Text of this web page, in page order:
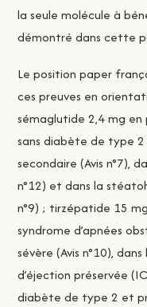
la seule molécule à
démontré dans cette
Le position paper
ces preuves en
sémaglutide 2,4 mg en
sans diabète de type
secondaire (Avis n°7),
n°12) et dans la
n°9) ; tirzépatide 15
syndrome d’apnées
sévère (Avis n°10),
d’éjection préservée
diabète de type 2 et